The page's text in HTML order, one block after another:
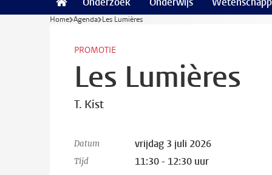
Home Agenda Les Lumières
PROMOTIE
Les Lumières
T. Kist
Datum vrijdag 3 juli 2026
Tijd 11:30 - 12:30 uur